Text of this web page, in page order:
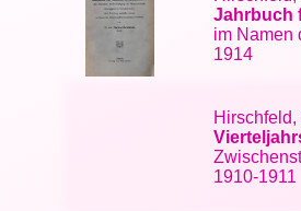
Jahrbuch
im Namen
1914
1910-1911